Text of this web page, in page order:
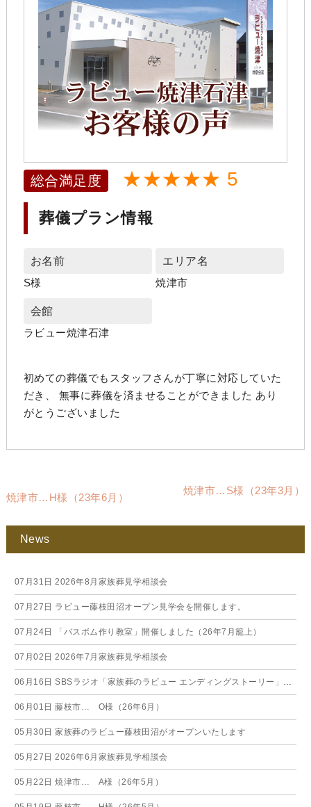
総合満足度 ★★★★★ 5
葬儀プラン情報
お名前
S様
エリア名
焼津市
会館
ラビュー焼津石津
初めての葬儀でもスタッフさんが丁寧に対応していた
だき、 無事に葬儀を済ませることができました あり
がとうございました
焼津市…H様（23年6月）
焼津市…S様（23年3月）
News
07月31日 2026年8月家族葬見学相談会
07月27日 ラビュー藤枝田沼オープン見学会を開催します。
07月24日 「バスボム作り教室」開催しました（26年7月籠上）
07月02日 2026年7月家族葬見学相談会
06月16日 SBSラジオ「家族葬のラビュー エンディングストーリー」に弊社スタッフが出演いたしました（26年6月）
06月01日 藤枝市… O様（26年6月）
05月30日 家族葬のラビュー藤枝田沼がオープンいたします
05月27日 2026年6月家族葬見学相談会
05月22日 焼津市… A様（26年5月）